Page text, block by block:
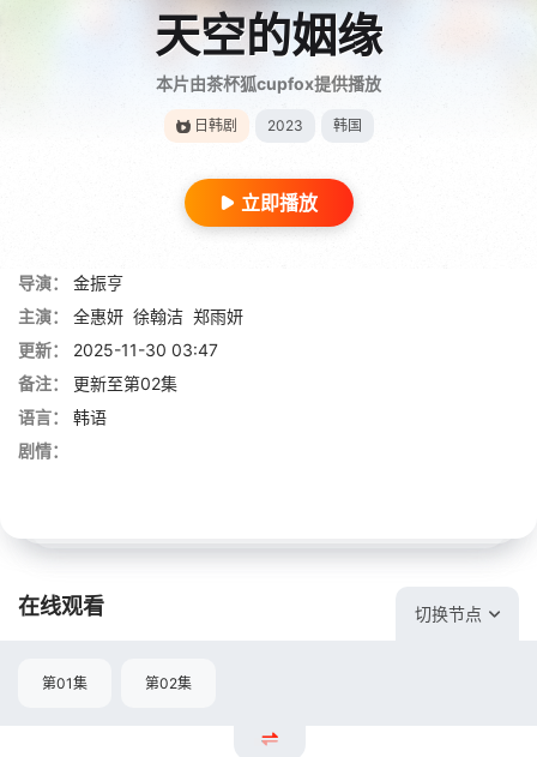
天空的姻缘
本片由茶杯狐cupfox提供播放
日韩剧 2023 韩国
立即播放
导演：
金振亨
主演：
全惠妍 徐翰洁 郑雨妍
更新：
2025-11-30 03:47
备注：
更新至第02集
语言：
韩语
剧情：
在线观看 切换节点
第01集 第02集